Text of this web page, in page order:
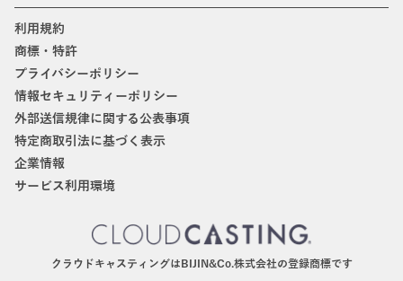
利用規約
商標・特許
プライバシーポリシー
情報セキュリティーポリシー
外部送信規律に関する公表事項
特定商取引法に基づく表示
企業情報
サービス利用環境
クラウドキャスティングはBIJIN&Co.株式会社の登録商標です